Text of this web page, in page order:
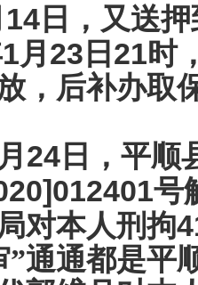
14 日，又送
1月 23 日 21时
，后补办取
月 24 日，平顺
号
对本人刑拘
”通通都是平